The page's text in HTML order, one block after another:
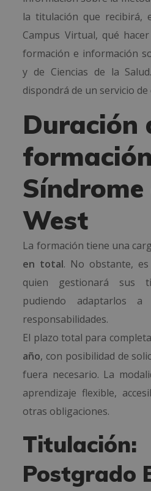
la titulación que recibirá,
Campus Virtual, qué
formación e información
y de Ciencias de la
dispondrá de un servicio de
Duración
Síndrome
West
La formación tiene una
en total. No obstante,
quien gestionará sus
pudiendo adaptarlos a
responsabilidades.
El plazo total para
año, con posibilidad de
fuera necesario. La
aprendizaje flexible,
otras obligaciones.
Titulación:
Postgrado